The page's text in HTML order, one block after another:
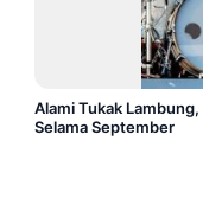
Alami Tukak
Selama September